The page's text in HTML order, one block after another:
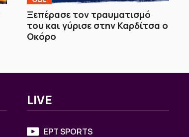
Ξεπέρασε τον τραυματισμό
του και γύρισε στην Καρδίτσα ο
Οκόρο
LIVE
ΕΡΤ SPORTS